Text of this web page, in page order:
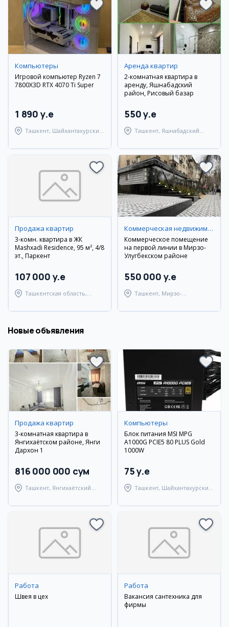
Компьютеры
Игровой компьютер Ryzen 7
7800X3D RTX 4070 Ti Super
1 890 y.e
Ташкент, Шайхантахурский
Аренда квартир
2-комнатная квартира в
аренду, Яшнабадский
район, Рисовый базар
550 y.e
Ташкент, Яшнабадский
Продажа квартир
3-комн. квартира в ЖК
Mashxadi Residence, 95 м², 4/8
эт., Паркент
107 000 y.e
Ташкентская область,
Коммерческая недвижимость
Коммерческое помещение
на первой линии в Мирзо-
Улугбекском районе
550 000 y.e
Ташкент, Мирзо-
Новые объявления
Продажа квартир
3-комнатная квартира в
Янгихаётском районе, Янги
Дархон 1
816 000 000 сум
Ташкент, Янгихаётский
Компьютеры
Блок питания MSI MPG
A1000G PCIE5 80 PLUS Gold
1000W
75 y.e
Ташкент, Шайхантахурский
Работа
Швея в цех
Работа
Вакансия сантехника для
фирмы